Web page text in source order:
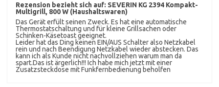
Rezension bezieht sich auf: SEVERIN KG 2394 Kompakt-
Multigrill, 800 W (Haushaltswaren)
Das Gerät erfült seinen Zweck. Es hat eine automatische
Thermostatschaltung und für kleine Grillsachen oder
Schinken-Käsetoast geeignet.
Leider hat das Ding keinen EIN/AUS Schalter also Netzkabel
rein und nach Beendigung Netzkabel wieder abstecken. Das
kann ich als Kunde nicht nachvollziehen warum man da
spart.Das ist ärgerlich!!! Ich habe mich jetzt mit einer
Zusatzsteckdose mit Funkfernbedienung beholfen